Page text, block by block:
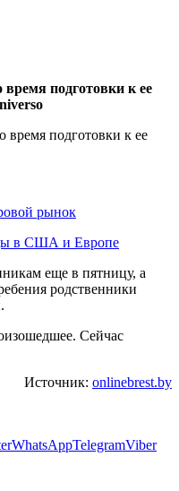
подготовки к ее
рынок
в США и Европе
еще в пятницу, а
родственники
Сейчас
Источник: onlinebrest.by
WhatsAppTelegramViber